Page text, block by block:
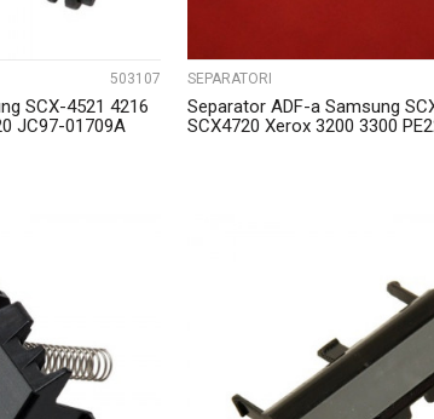
503107
SCX-4521 4216
JC97-01709A
SEPARATORI
Separator ADF-a Samsung
SCX4720 Xerox 3200 3300
UPOREDI